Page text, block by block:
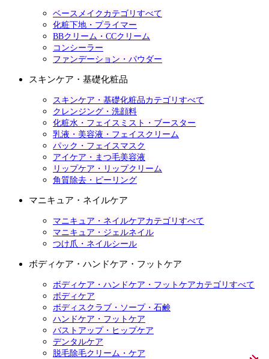
ベースメイクカテゴリすべて
化粧下地・プライマー
BBクリーム・CCクリーム
コンシーラー
ファンデーション・パウダー
スキンケア・基礎化粧品
スキンケア・基礎化粧品カテゴリすべて
クレンジング・洗顔料
化粧水・フェイスミスト・ブースター
乳液・美容液・フェイスクリーム
パック・フェイスマスク
アイケア・まつ毛美容液
リップケア・リップクリーム
角質除去・ピーリング
マニキュア・ネイルケア
マニキュア・ネイルケアカテゴリすべて
マニキュア・ジェルネイル
つけ爪・ネイルシール
ボディケア・ハンドケア・フットケア
ボディケア・ハンドケア・フットケアカテゴリすべて
ボディケア
ボディスクラブ・ソープ・石鹸
ハンドケア・フットケア
バストアップ・ヒップケア
デンタルケア
脱毛除毛クリーム・ケア